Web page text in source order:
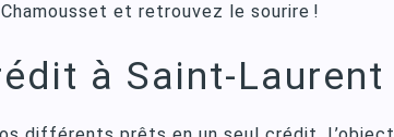
et retrouvez le sourire !
à Saint-Laurent